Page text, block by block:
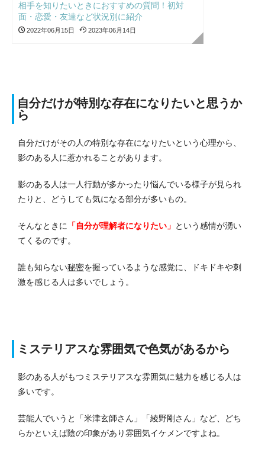
相手を知りたいときにおすすめの質問！初対
面・恋愛・友達など状況別に紹介
2022年06月15日 2023年06月14日
自分だけが特別な存在になりたいと思うか
ら
自分だけがその人の特別な存在になりたいという心理から、
影のある人に惹かれることがあります。
影のある人は一人行動が多かったり悩んでいる様子が見られ
たりと、どうしても気になる部分が多いもの。
そんなときに 「自分が理解者になりたい」 という感情が湧い
てくるのです。
誰も知らない秘密を握っているような感覚に、ドキドキや刺
激を感じる人は多いでしょう。
ミステリアスな雰囲気で色気があるから
影のある人がもつミステリアスな雰囲気に魅力を感じる人は
多いです。
芸能人でいうと「米津玄師さん」「綾野剛さん」など、どち
らかといえば陰の印象があり雰囲気イケメンですよね。